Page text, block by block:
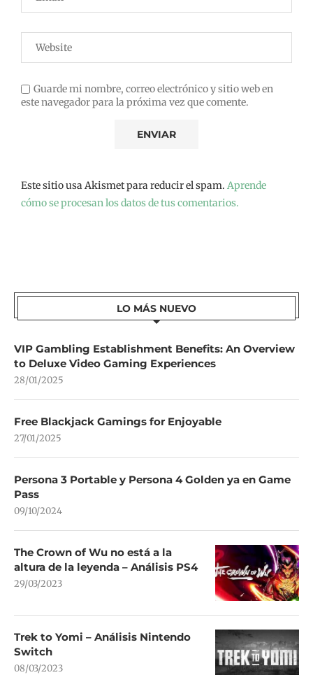
Guarde mi nombre, correo electrónico y sitio web en
este navegador para la próxima vez que comente.
Este sitio usa Akismet para reducir el spam. Aprende
cómo se procesan los datos de tus comentarios.
LO MÁS NUEVO
VIP Gambling Establishment Benefits: An Overview
to Deluxe Video Gaming Experiences
28/01/2025
Free Blackjack Gamings for Enjoyable
27/01/2025
Persona 3 Portable y Persona 4 Golden ya en Game
Pass
09/10/2024
The Crown of Wu no está a la
altura de la leyenda – Análisis PS4
29/03/2023
Trek to Yomi – Análisis Nintendo
Switch
08/03/2023